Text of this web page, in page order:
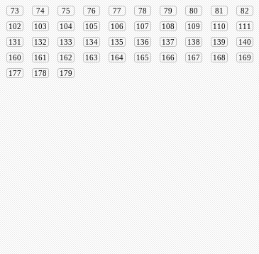
73 74 75 76 77 78 79 80 81 82
102 103 104 105 106 107 108 109 110 111
131 132 133 134 135 136 137 138 139 140
160 161 162 163 164 165 166 167 168 169
177 178 179